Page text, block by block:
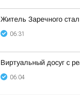
Житель Заречного
06:31
Виртуальный досуг с
06:04